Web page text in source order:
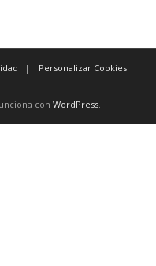
Personalizar Cookies
con WordPress.